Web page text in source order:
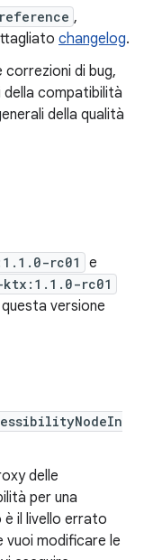
,
changelog.
di bug,
compatibilità
della qualità
rc01 e
ktx:1.1.0-rc01
versione
delle
per una
il livello errato
vuoi modificare le